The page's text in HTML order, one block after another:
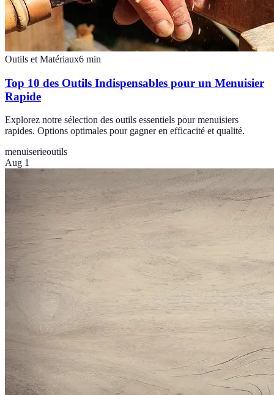
Outils et Matériaux6 min
Top 10 des Outils Indispensables pour un Menuisier
Rapide
Explorez notre sélection des outils essentiels pour menuisiers
rapides. Options optimales pour gagner en efficacité et qualité.
menuiserieoutils
Aug 1